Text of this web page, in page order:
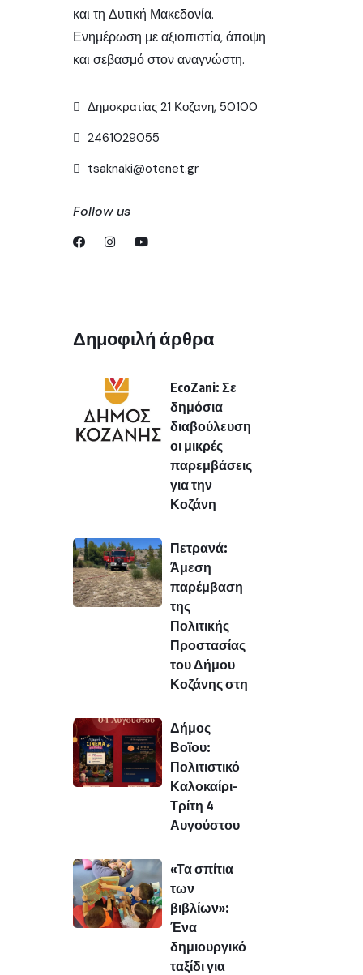
και τη Δυτική Μακεδονία.
Ενημέρωση με αξιοπιστία, άποψη
και σεβασμό στον αναγνώστη.
Δημοκρατίας 21 Κοζανη, 50100
2461029055
tsaknaki@otenet.gr
Follow us
Δημοφιλή άρθρα
EcoZani: Σε
δημόσια
διαβούλευση
οι μικρές
παρεμβάσεις
για την
Κοζάνη
Πετρανά:
Άμεση
παρέμβαση
της
Πολιτικής
Προστασίας
του Δήμου
Κοζάνης στη
Δήμος
Βοΐου:
Πολιτιστικό
Καλοκαίρι-
Τρίτη 4
Αυγούστου
«Τα σπίτια
των
βιβλίων»:
Ένα
δημιουργικό
ταξίδι για